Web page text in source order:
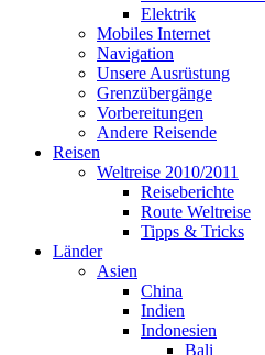
Elektrik
Mobiles Internet
Navigation
Unsere Ausrüstung
Grenzübergänge
Vorbereitungen
Andere Reisende
Reisen
Weltreise 2010/2011
Reiseberichte
Route Weltreise
Tipps & Tricks
Länder
Asien
China
Indien
Indonesien
Bali